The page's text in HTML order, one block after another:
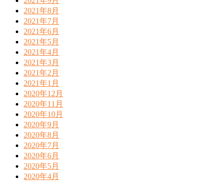
2021年8月
2021年7月
2021年6月
2021年5月
2021年4月
2021年3月
2021年2月
2021年1月
2020年12月
2020年11月
2020年10月
2020年9月
2020年8月
2020年7月
2020年6月
2020年5月
2020年4月